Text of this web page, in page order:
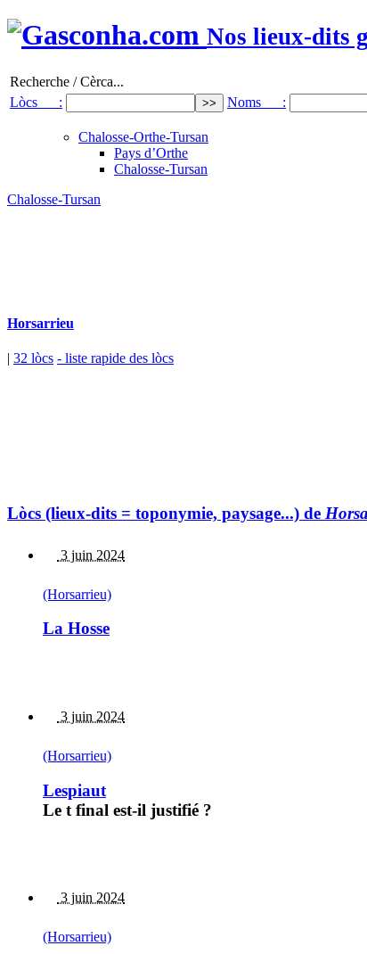
Nos lieux-dits
Recherche / Cèrca...
Lòcs :
Noms :
Chalosse-Orthe-Tursan
Pays d’Orthe
Chalosse-Tursan
Chalosse-Tursan
Horsarrieu
| 32 lòcs - liste rapide des lòcs
Lòcs (lieux-dits = toponymie, paysage...) de
3 juin 2024
(Horsarrieu)
La Hosse
3 juin 2024
(Horsarrieu)
Lespiaut
Le t final est-il justifié ?
3 juin 2024
(Horsarrieu)